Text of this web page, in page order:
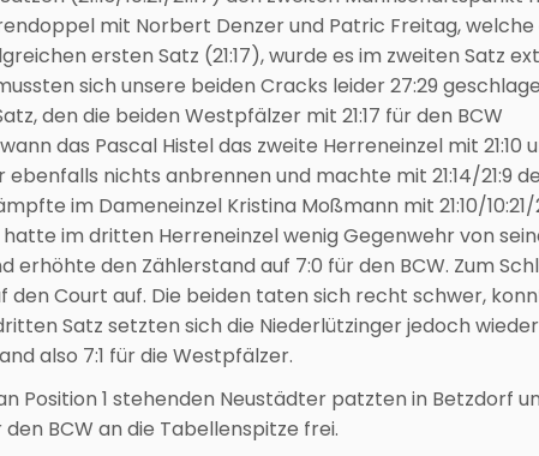
mit Norbert Denzer und Patric Freitag, welche
ersten Satz (21:17), wurde es im zweiten Satz
sich unsere beiden Cracks leider 27:29
den die beiden Westpfälzer mit 21:17 für den BCW
das Pascal Histel das zweite Herreneinzel mit 21:10
ebenfalls nichts anbrennen und machte mit 21:14/21:9
im Dameneinzel Kristina Moßmann mit 21:10/10:21/
im dritten Herreneinzel wenig Gegenwehr von
erhöhte den Zählerstand auf 7:0 für den BCW. Zum
den Court auf. Die beiden taten sich recht schwer,
Satz setzten sich die Niederlützinger jedoch wieder
also 7:1 für die Westpfälzer.
Position 1 stehenden Neustädter patzten in Betzdorf
BCW an die Tabellenspitze frei.